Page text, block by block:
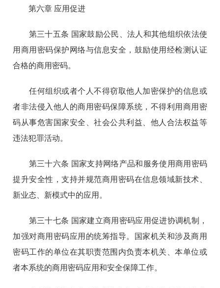
第六章 应用促进
第三十五条 国家鼓励公民、法人和其他组织依法使
用商用密码保护网络与信息安全，鼓励使用经检测认证
合格的商用密码。
任何组织或者个人不得窃取他人加密保护的信息或
者非法侵入他人的商用密码保障系统，不得利用商用密
码从事危害国家安全、社会公共利益、他人合法权益等
违法犯罪活动。
第三十六条 国家支持网络产品和服务使用商用密码
提升安全性，支持并规范商用密码在信息领域新技术、
新业态、新模式中的应用。
第三十七条 国家建立商用密码应用促进协调机制，
加强对商用密码应用的统筹指导。国家机关和涉及商用
密码工作的单位在其职责范围内负责本机关、本单位或
者本系统的商用密码应用和安全保障工作。